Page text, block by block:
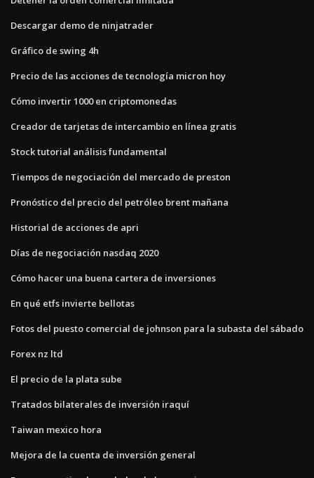
Descargar demo de ninjatrader
Gráfico de swing 4h
Precio de las acciones de tecnología micron hoy
Cómo invertir 1000 en criptomonedas
Creador de tarjetas de intercambio en línea gratis
Stock tutorial análisis fundamental
Tiempos de negociación del mercado de preston
Pronóstico del precio del petróleo brent mañana
Historial de acciones de apri
Días de negociación nasdaq 2020
Cómo hacer una buena cartera de inversiones
En qué etfs invierte bellotas
Fotos del puesto comercial de johnson para la subasta del sábado
Forex nz ltd
El precio de la plata sube
Tratados bilaterales de inversión iraquí
Taiwan mexico hora
Mejora de la cuenta de inversión general